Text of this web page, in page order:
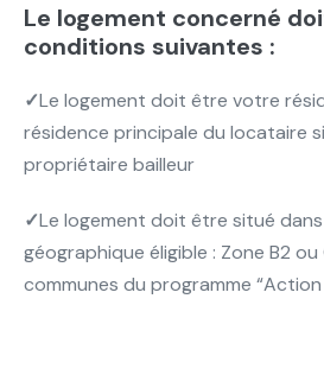
Le logement concerné
conditions suivantes :
✓Le logement doit être votre
résidence principale du locataire
propriétaire bailleur
✓Le logement doit être situé
géographique éligible : Zone B2
communes du programme